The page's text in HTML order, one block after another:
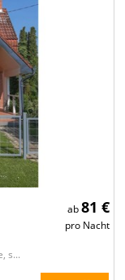
ab81 €
pro Nacht
s...